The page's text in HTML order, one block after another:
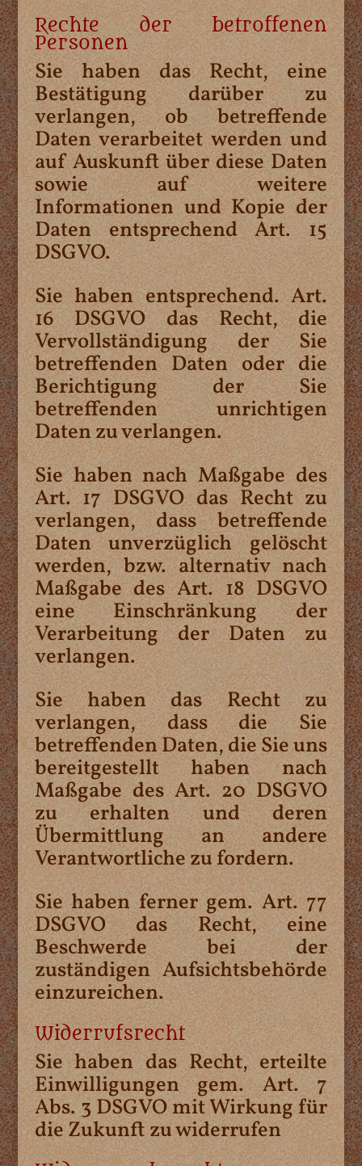
Rechte der betroffenen
Personen
Sie haben das Recht, eine
Bestätigung darüber zu
verlangen, ob betreffende
Daten verarbeitet werden und
auf Auskunft über diese Daten
sowie auf weitere
Informationen und Kopie der
Daten entsprechend Art. 15
DSGVO.
Sie haben entsprechend. Art.
16 DSGVO das Recht, die
Vervollständigung der Sie
betreffenden Daten oder die
Berichtigung der Sie
betreffenden unrichtigen
Daten zu verlangen.
Sie haben nach Maßgabe des
Art. 17 DSGVO das Recht zu
verlangen, dass betreffende
Daten unverzüglich gelöscht
werden, bzw. alternativ nach
Maßgabe des Art. 18 DSGVO
eine Einschränkung der
Verarbeitung der Daten zu
verlangen.
Sie haben das Recht zu
verlangen, dass die Sie
betreffenden Daten, die Sie uns
bereitgestellt haben nach
Maßgabe des Art. 20 DSGVO
zu erhalten und deren
Übermittlung an andere
Verantwortliche zu fordern.
Sie haben ferner gem. Art. 77
DSGVO das Recht, eine
Beschwerde bei der
zuständigen Aufsichtsbehörde
einzureichen.
Widerrufsrecht
Sie haben das Recht, erteilte
Einwilligungen gem. Art. 7
Abs. 3 DSGVO mit Wirkung für
die Zukunft zu widerrufen